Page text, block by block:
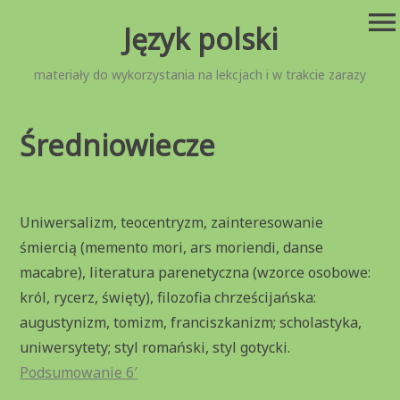
Język polski
materiały do wykorzystania na lekcjach i w trakcie zarazy
menu
Średniowiecze
Uniwersalizm, teocentryzm, zainteresowanie
śmiercią (memento mori, ars moriendi, danse
macabre), literatura parenetyczna (wzorce osobowe:
król, rycerz, święty), filozofia chrześcijańska:
augustynizm, tomizm, franciszkanizm; scholastyka,
uniwersytety; styl romański, styl gotycki.
Podsumowanie 6′